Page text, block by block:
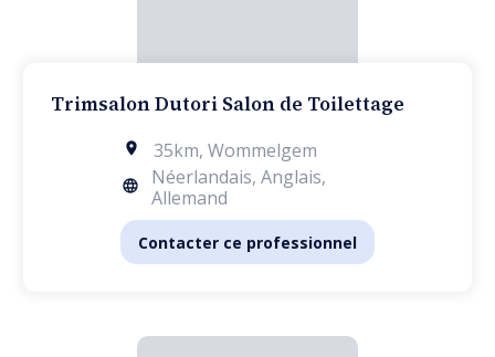
Trimsalon Dutori Salon de Toilettage
35km, Wommelgem
Néerlandais, Anglais,
Allemand
Contacter ce professionnel